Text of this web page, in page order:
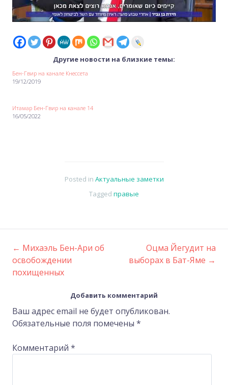
Другие новости на близкие темы:
Бен-Гвир на канале Кнессета
19/12/2019
Итамар Бен-Гвир на канале 14
16/05/2022
Posted in Актуальные заметки
Tagged правые
Post
navigation
← Михаэль Бен-Ари об
освобождении
похищенных
Оцма Йегудит на
выборах в Бат-Яме →
Добавить комментарий
Ваш адрес email не будет опубликован.
Обязательные поля помечены *
Комментарий *